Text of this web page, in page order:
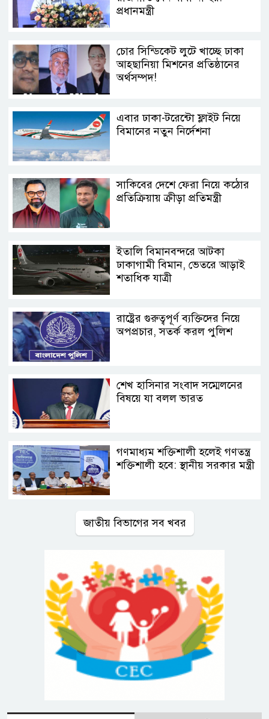
প্রধানমন্ত্রী
চোর সিন্ডিকেট লুটে খাচ্ছে ঢাকা
আহ্ছানিয়া মিশনের প্রতিষ্ঠানের
অর্থসম্পদ!
এবার ঢাকা-টরেন্টো ফ্লাইট নিয়ে
বিমানের নতুন নির্দেশনা
সাকিবের দেশে ফেরা নিয়ে কঠোর
প্রতিক্রিয়ায় ক্রীড়া প্রতিমন্ত্রী
ইতালি বিমানবন্দরে আটকা
ঢাকাগামী বিমান, ভেতরে আড়াই
শতাধিক যাত্রী
রাষ্ট্রের গুরুত্বপূর্ণ ব্যক্তিদের নিয়ে
অপপ্রচার, সতর্ক করল পুলিশ
শেখ হাসিনার সংবাদ সম্মেলনের
বিষয়ে যা বলল ভারত
গণমাধ্যম শক্তিশালী হলেই গণতন্ত্র
শক্তিশালী হবে: স্থানীয় সরকার মন্ত্রী
জাতীয় বিভাগের সব খবর